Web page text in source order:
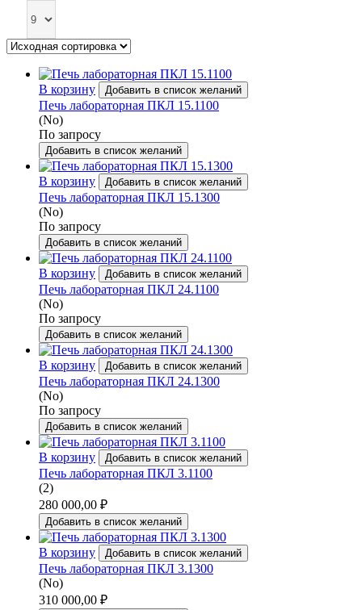
В корзину Добавить в список желаний
Печь лабораторная ПКЛ 15.1100
(No)
По запросу
Добавить в список желаний
В корзину Добавить в список желаний
Печь лабораторная ПКЛ 15.1300
(No)
По запросу
Добавить в список желаний
В корзину Добавить в список желаний
Печь лабораторная ПКЛ 24.1100
(No)
По запросу
Добавить в список желаний
В корзину Добавить в список желаний
Печь лабораторная ПКЛ 24.1300
(No)
По запросу
Добавить в список желаний
В корзину Добавить в список желаний
Печь лабораторная ПКЛ 3.1100
(2)
280 000,00 ₽
Добавить в список желаний
В корзину Добавить в список желаний
Печь лабораторная ПКЛ 3.1300
(No)
310 000,00 ₽